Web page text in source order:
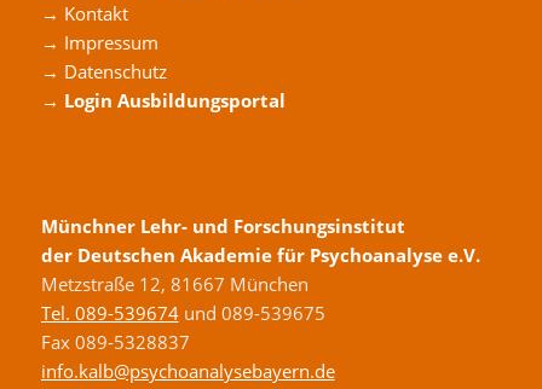
→ Kontakt
→ Impressum
→ Datenschutz
→ Login Ausbildungsportal
Münchner Lehr- und Forschungsinstitut
der Deutschen Akademie für Psychoanalyse e.V.
Metzstraße 12, 81667 München
Tel. 089-539674und 089-539675
Fax 089-5328837
info.kalb@psychoanalysebayern.de